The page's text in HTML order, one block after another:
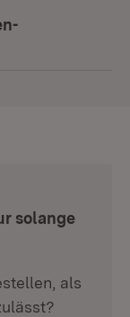
solange
als